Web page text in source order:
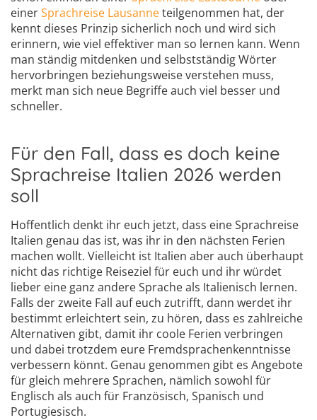
einerSprachreise Lausanneteilgenommen hat, der
kennt dieses Prinzip sicherlich noch und wird sich
erinnern, wie viel effektiver man so lernen kann. Wenn
man ständig mitdenken und selbstständig Wörter
hervorbringen beziehungsweise verstehen muss,
merkt man sich neue Begriffe auch viel besser und
schneller.
Für den Fall, dass es doch keine
Sprachreise Italien 2026 werden
soll
Hoffentlich denkt ihr euch jetzt, dass eine Sprachreise
Italien genau das ist, was ihr in den nächsten Ferien
machen wollt. Vielleicht ist Italien aber auch überhaupt
nicht das richtige Reiseziel für euch und ihr würdet
lieber eine ganz andere Sprache als Italienisch lernen.
Falls der zweite Fall auf euch zutrifft, dann werdet ihr
bestimmt erleichtert sein, zu hören, dass es zahlreiche
Alternativen gibt, damit ihr coole Ferien verbringen
und dabei trotzdem eure Fremdsprachenkenntnisse
verbessern könnt. Genau genommen gibt es Angebote
für gleich mehrere Sprachen, nämlich sowohl für
Englisch als auch für Französisch, Spanisch und
Portugiesisch.